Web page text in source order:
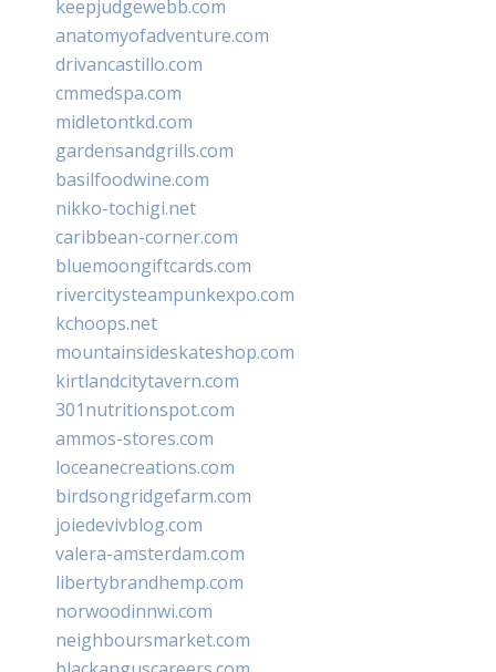
keepjudgewebb.com
anatomyofadventure.com
drivancastillo.com
cmmedspa.com
midletontkd.com
gardensandgrills.com
basilfoodwine.com
nikko-tochigi.net
caribbean-corner.com
bluemoongiftcards.com
rivercitysteampunkexpo.com
kchoops.net
mountainsideskateshop.com
kirtlandcitytavern.com
301nutritionspot.com
ammos-stores.com
loceanecreations.com
birdsongridgefarm.com
joiedevivblog.com
valera-amsterdam.com
libertybrandhemp.com
norwoodinnwi.com
neighboursmarket.com